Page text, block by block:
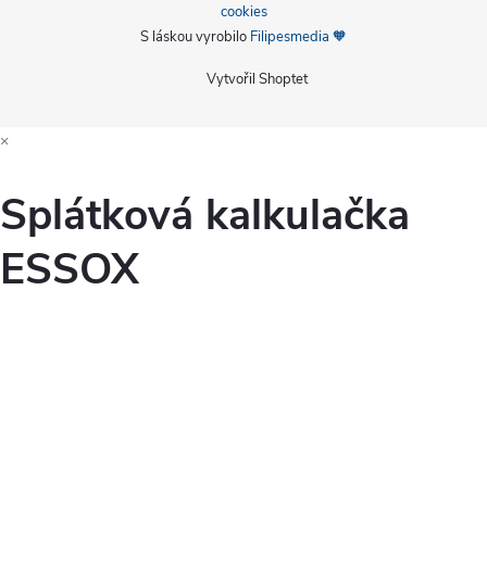
Vytvořil Shoptet
cookies
S láskou vyrobilo Filipesmedia 🧡
×
Splátková kalkulačka
ESSOX